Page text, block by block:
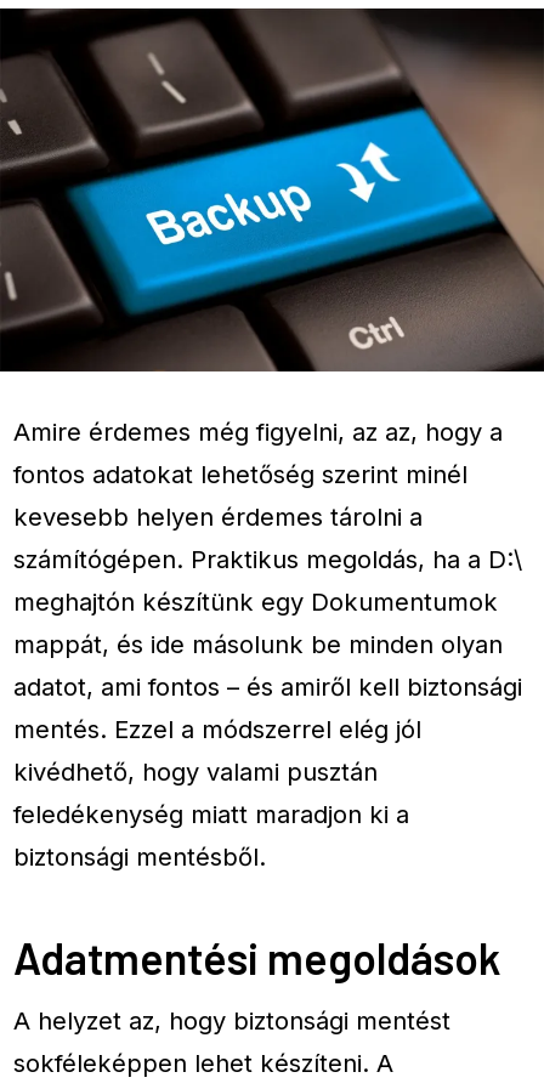
Amire érdemes még figyelni, az az, hogy a
fontos adatokat lehetőség szerint minél
kevesebb helyen érdemes tárolni a
számítógépen. Praktikus megoldás, ha a D:\
meghajtón készítünk egy Dokumentumok
mappát, és ide másolunk be minden olyan
adatot, ami fontos – és amiről kell biztonsági
mentés. Ezzel a módszerrel elég jól
kivédhető, hogy valami pusztán
feledékenység miatt maradjon ki a
biztonsági mentésből.
Adatmentési megoldások
A helyzet az, hogy biztonsági mentést
sokféleképpen lehet készíteni. A